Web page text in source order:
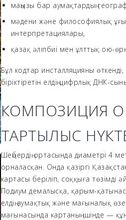
маңызы бар аумақтардың
мәдени және философиялық
интерпретациялары,
қазақ әліпбиі мен ұлттық ою-
Бұл кодтар инсталляцияны
біріктіретін елдің цифрлық ДНК-
КОМПОЗИЦИЯ
ТАРТЫЛЫС
Шеңбердің ортасында диаметрі 4
орналасқан. Онда қазіргі
картасы беріліп, соққыға төзімді
Подиум демалысқа, қарым-
елдің аумақтық және мағыналық
мағынасында картаның ішінде —